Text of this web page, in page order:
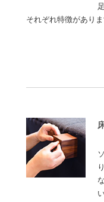
それぞれ特徴があり